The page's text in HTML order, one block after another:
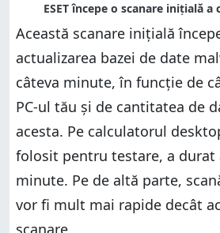
Această scanare inițială
actualizarea bazei de date
câteva minute, în funcție de
PC-ul tău și de cantitatea de
acesta. Pe calculatorul
folosit pentru testare, a
minute. Pe de altă parte,
vor fi mult mai rapide decât
scanare.